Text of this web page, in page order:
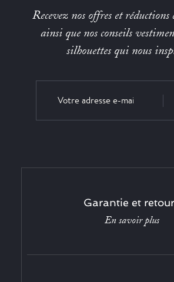
Recevez nos offres et
ainsi que nos conseils
silhouettes qui nous
Garantie et
En savoir plus